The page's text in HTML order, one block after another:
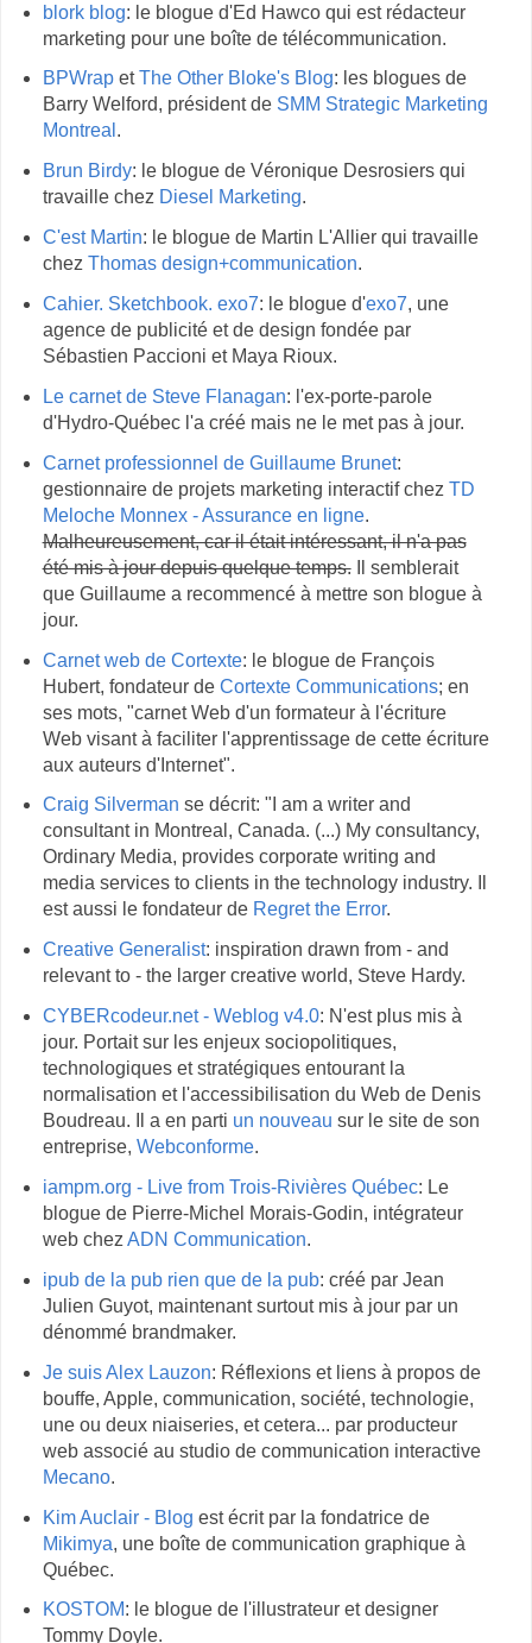
blork blog: le blogue d'Ed Hawco qui est rédacteur
marketing pour une boîte de télécommunication.
BPWrapetThe Other Bloke's Blog: les blogues de
Barry Welford, président de SMM Strategic Marketing
Montreal .
Brun Birdy: le blogue de Véronique Desrosiers qui
travaille chez Diesel Marketing.
C'est Martin: le blogue de Martin L'Allier qui travaille
chez Thomas design+communication.
Cahier. Sketchbook. exo7: le blogue d'exo7, une
agence de publicité et de design fondée par
Sébastien Paccioni et Maya Rioux.
Le carnet de Steve Flanagan: l'ex-porte-parole
d'Hydro-Québec l'a créé mais ne le met pas à jour.
Carnet professionnel de Guillaume Brunet:
gestionnaire de projets marketing interactif chez TD
Meloche Monnex - Assurance en ligne.
Malheureusement, car il était intéressant, il n'a pas
été mis à jour depuis quelque temps.Il semblerait
que Guillaume a recommencé à mettre son blogue à
jour.
Carnet web de Cortexte: le blogue de François
Hubert, fondateur de Cortexte Communications; en
ses mots, "carnet Web d'un formateur à l'écriture
Web visant à faciliter l'apprentissage de cette écriture
aux auteurs d'Internet".
Craig Silverman se décrit: "I am a writer and
consultant in Montreal, Canada. (...) My consultancy,
Ordinary Media, provides corporate writing and
media services to clients in the technology industry. Il
est aussi le fondateur de Regret the Error.
Creative Generalist: inspiration drawn from - and
relevant to - the larger creative world, Steve Hardy.
CYBERcodeur.net - Weblog v4.0: N'est plus mis à
jour. Portait sur les enjeux sociopolitiques,
technologiques et stratégiques entourant la
normalisation et l'accessibilisation du Web de Denis
Boudreau. Il a en parti un nouveau sur le site de son
entreprise, Webconforme.
iampm.org - Live from Trois-Rivières Québec: Le
blogue de Pierre-Michel Morais-Godin, intégrateur
web chez ADN Communication.
ipub de la pub rien que de la pub: créé par Jean
Julien Guyot, maintenant surtout mis à jour par un
dénommé brandmaker.
Je suis Alex Lauzon: Réflexions et liens à propos de
bouffe, Apple, communication, société, technologie,
une ou deux niaiseries, et cetera... par producteur
web associé au studio de communication interactive
Mecano.
Kim Auclair - Blog est écrit par la fondatrice de
Mikimya, une boîte de communication graphique à
Québec.
KOSTOM: le blogue de l'illustrateur et designer
Tommy Doyle.